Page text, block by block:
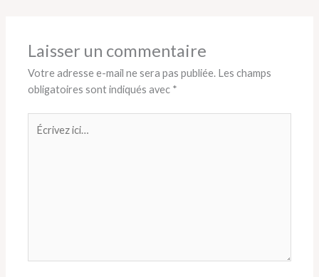
Laisser un commentaire
Votre adresse e-mail ne sera pas publiée. Les champs
obligatoires sont indiqués avec *
ici…